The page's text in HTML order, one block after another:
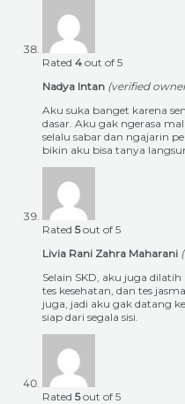
Rated 4 out of 5
Nadya Intan (verified
Aku suka banget karena
dasar. Aku gak ngerasa
selalu sabar dan ngajarin
bikin aku bisa tanya
Rated 5out of 5
Livia Rani Zahra Maharani
Selain SKD, aku juga
tes kesehatan, dan tes
juga, jadi aku gak datang
siap dari segala sisi.
Rated 5out of 5